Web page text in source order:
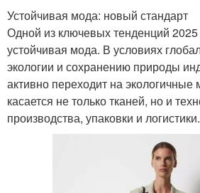
Устойчивая мода: новый стандарт
Одной из ключевых тенденций 2025
устойчивая мода. В условиях
экологии и сохранению природы
активно переходит на
касается не только тканей, но и
производства, упаковки и логистики.